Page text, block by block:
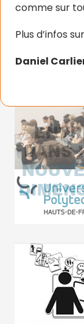
comme sur
Plus d’infos
Daniel